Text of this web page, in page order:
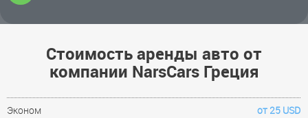
Стоимость аренды авто от
компании NarsCars Греция
Эконом
от 25 USD